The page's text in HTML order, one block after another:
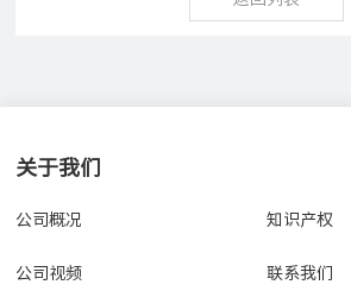
关于我们
公司概况 知识产权
公司视频 联系我们